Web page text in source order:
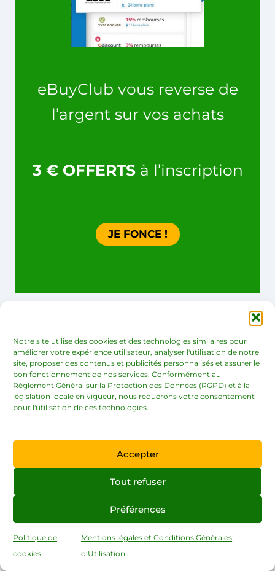
Notre site utilise des cookies et des technologies similaires pour
améliorer votre expérience utilisateur, analyser l'utilisation de notre
site, proposer des contenus et publicités personnalisés et assurer le
bon fonctionnement de nos services. Conformément au
Règlement Général sur la Protection des Données (RGPD) et à la
législation locale en vigueur, nous requérons votre consentement
pour l'utilisation de ces technologies.
Accepter
Tout refuser
Préférences
Politique de
cookies
Mentions légales et Conditions Générales
d’Utilisation
eBuyClub vous reverse de
l’argent sur vos achats
3 € OFFERTSà l’inscription
JE FONCE !
9. Pixabay
Pixabay est une autre plateforme qui possède un